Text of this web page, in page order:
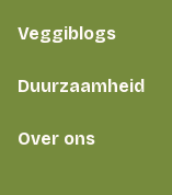
Veggiblogs
Duurzaamheid
Over ons